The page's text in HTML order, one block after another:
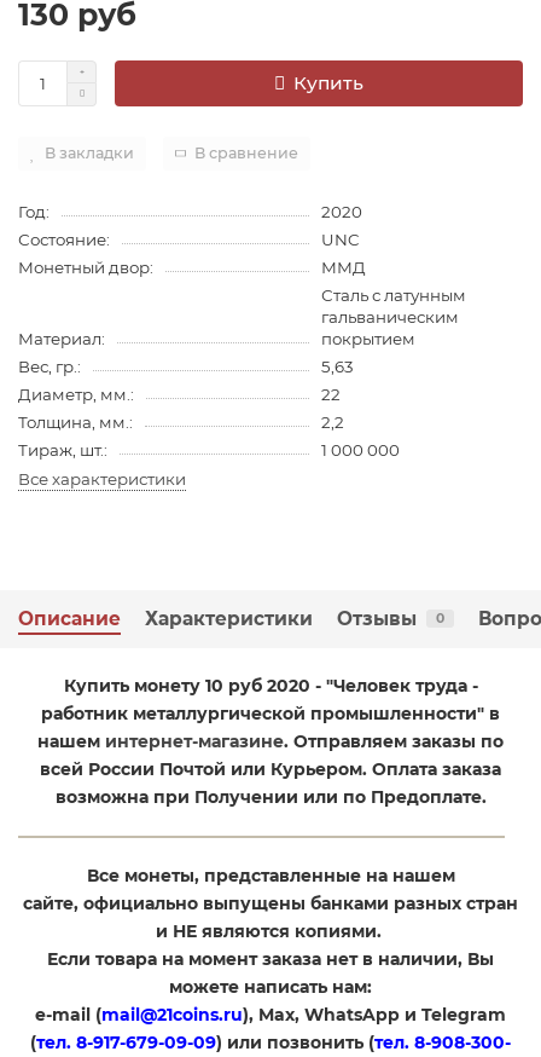
130 руб
Купить
В закладки В сравнение
Год:
2020
Состояние:
UNC
Монетный двор:
ММД
Материал:
Сталь с латунным
гальваническим
покрытием
Вес, гр.:
5,63
Диаметр, мм.:
22
Толщина, мм.:
2,2
Тираж, шт.:
1 000 000
Все характеристики
Описание Характеристики Отзывы 0
Купить монету 10 руб 2020 - "Человек труда -
работник металлургической промышленности" в
нашем интернет-магазине. Отправляем заказы по
всей России Почтой или Курьером. Оплата заказа
возможна при Получении или по Предоплате.
Все монеты, представленные на нашем
сайте, официально выпущены банками разных стран
и НЕ являются копиями.
Если товара на момент заказа нет в наличии, Вы
можете написать нам:
e-mail (mail@21coins.ru), Max, WhatsApp и Telegram
(тел. 8-917-679-09-09) или позвонить (тел. 8-908-300-